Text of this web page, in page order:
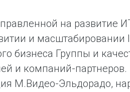
на развитие
и
бизнеса Группы и
и компаний-
М.Видео-Эльдорадо,